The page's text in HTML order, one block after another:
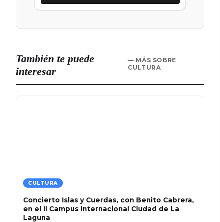
También te puede
interesar
— MÁS SOBRE
CULTURA
CULTURA
Concierto Islas y Cuerdas, con Benito Cabrera,
en el II Campus Internacional Ciudad de La
Laguna